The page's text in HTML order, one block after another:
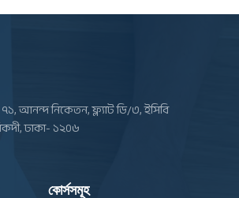
আনন্দ নিকেতন, ফ্ল্যাট ডি/৩, ইসিবি
ঢাকা- ১২০৬
কোর্সসমূহ